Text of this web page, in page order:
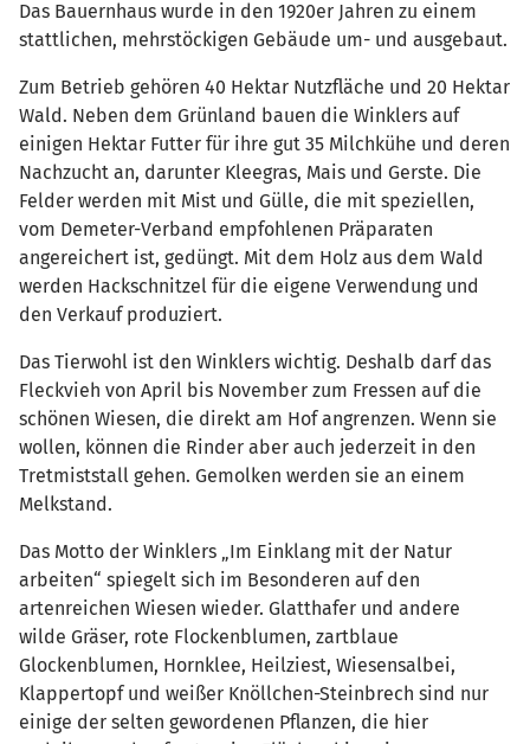
Das Bauernhaus wurde in den 1920er Jahren zu einem
stattlichen, mehrstöckigen Gebäude um- und ausgebaut.
Zum Betrieb gehören 40 Hektar Nutzfläche und 20 Hektar
Wald. Neben dem Grünland bauen die Winklers auf
einigen Hektar Futter für ihre gut 35 Milchkühe und deren
Nachzucht an, darunter Kleegras, Mais und Gerste. Die
Felder werden mit Mist und Gülle, die mit speziellen,
vom Demeter-Verband empfohlenen Präparaten
angereichert ist, gedüngt. Mit dem Holz aus dem Wald
werden Hackschnitzel für die eigene Verwendung und
den Verkauf produziert.
Das Tierwohl ist den Winklers wichtig. Deshalb darf das
Fleckvieh von April bis November zum Fressen auf die
schönen Wiesen, die direkt am Hof angrenzen. Wenn sie
wollen, können die Rinder aber auch jederzeit in den
Tretmiststall gehen. Gemolken werden sie an einem
Melkstand.
Das Motto der Winklers „Im Einklang mit der Natur
arbeiten“ spiegelt sich im Besonderen auf den
artenreichen Wiesen wieder. Glatthafer und andere
wilde Gräser, rote Flockenblumen, zartblaue
Glockenblumen, Hornklee, Heilziest, Wiesensalbei,
Klappertopf und weißer Knöllchen-Steinbrech sind nur
einige der selten gewordenen Pflanzen, die hier